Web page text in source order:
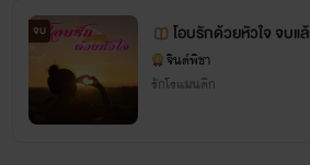
จบ
จินต์พิชา
รักโรแมนติก